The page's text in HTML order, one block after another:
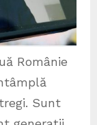
Românie
Sunt